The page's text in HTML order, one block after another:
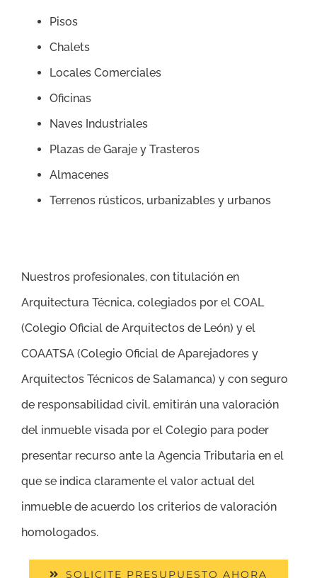
Pisos
Chalets
Locales Comerciales
Oficinas
Naves Industriales
Plazas de Garaje y Trasteros
Almacenes
Terrenos rústicos, urbanizables y urbanos
Nuestros profesionales, con titulación en
Arquitectura Técnica, colegiados por el COAL
(Colegio Oficial de Arquitectos de León) y el
COAATSA (Colegio Oficial de Aparejadores y
Arquitectos Técnicos de Salamanca) y con seguro
de responsabilidad civil, emitirán una valoración
del inmueble visada por el Colegio para poder
presentar recurso ante la Agencia Tributaria en el
que se indica claramente el valor actual del
inmueble de acuerdo los criterios de valoración
homologados.
SOLICITE PRESUPUESTO AHORA